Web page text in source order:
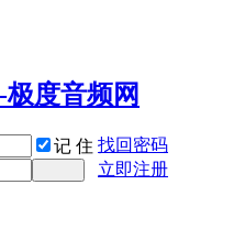
记 住 找回密码
立即注册